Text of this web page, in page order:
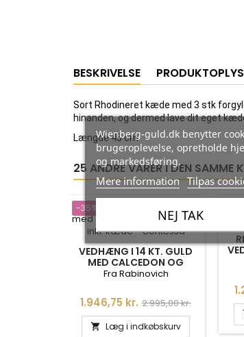
BESKRIVELSE
Sort Rhodineret kæde med 3 stk
hinanden, og dermed lave dit eget
Længde 45 cm
25 ANDRE VARER I DEN SAMME
-35%
VEDHÆNG I 14 KT. GULD
MED CALCEDON OG
DIAMANT INKL. KÆDE I
CONTESSA
Fra Rabinovich
Pris
1.946,75 kr. Normalpris
2.995,00 kr.
 Læg i indkøbskurv
Wienberg-guld.dk benytter
brugeroplevelse, opretholde
og markedsføring.
Mere information Tilpas
NEJ TAK